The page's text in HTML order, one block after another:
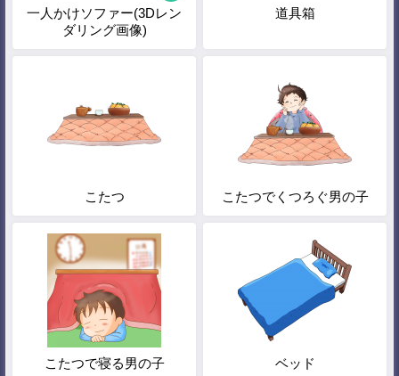
一人かけソファー(3Dレン
ダリング画像)
道具箱
こたつ こたつでくつろぐ男の子
こたつで寝る男の子 ベッド